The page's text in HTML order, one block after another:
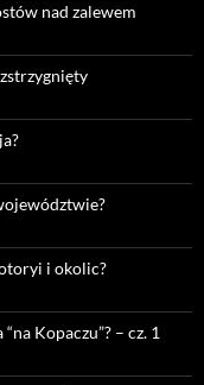
nad zalewem
i okolic?
Kopaczu”? – cz. 1